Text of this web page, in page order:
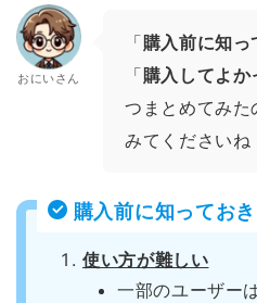
おにいさん
「購入前に知っ
「購入してよか
つまとめてみた
みてくださいね
購入前に知ってお
使い方が難しい
一部のユーザー